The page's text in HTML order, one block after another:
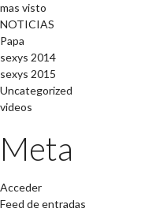
mas visto
NOTICIAS
Papa
sexys 2014
sexys 2015
Uncategorized
videos
Meta
Acceder
Feed de entradas